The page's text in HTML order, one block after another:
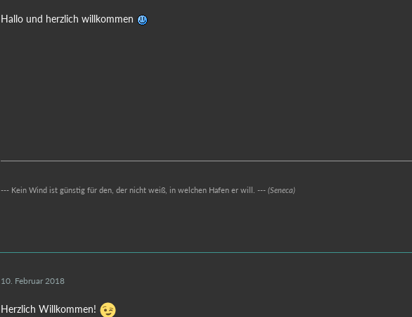
Hallo und herzlich willkommen
--- Kein Wind ist günstig für den, der nicht weiß, in welchen Hafen er will. --- (Seneca)
10. Februar 2018
Herzlich Willkommen!